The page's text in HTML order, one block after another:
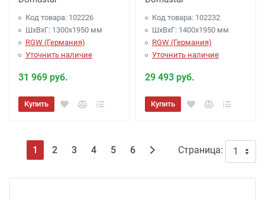
Код товара: 102226
ШхВхГ: 1300х1950 мм
RGW (Германия)
Уточнить наличие
31 969 руб.
Купить
Код товара: 102232
ШхВхГ: 1400х1950 мм
RGW (Германия)
Уточнить наличие
29 493 руб.
Купить
Страница:
1 (текущая)
2 3 4 5 6